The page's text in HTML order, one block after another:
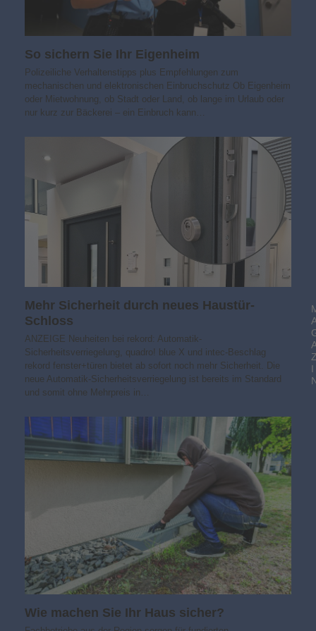
So sichern Sie Ihr Eigenheim
Polizeiliche Verhaltenstipps plus Empfehlungen zum
mechanischen und elektronischen Einbruchschutz Ob Eigenheim
oder Mietwohnung, ob Stadt oder Land, ob lange im Urlaub oder
nur kurz zur Bäckerei – ein Einbruch kann…
Mehr Sicherheit durch neues Haustür-
Schloss
ANZEIGE Neuheiten bei rekord: Automatik-
Sicherheitsverriegelung, quadro! blue X und intec-Beschlag
rekord fenster+türen bietet ab sofort noch mehr Sicherheit. Die
neue Automatik-Sicherheitsverriegelung ist bereits im Standard
und somit ohne Mehrpreis in…
Wie machen Sie Ihr Haus sicher?
I